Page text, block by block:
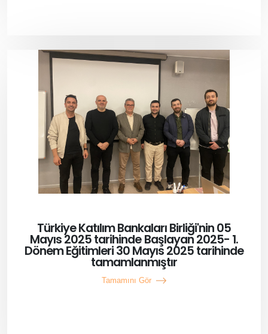
Türkiye Katılım Bankaları Birliği'nin 05
Mayıs 2025 tarihinde Başlayan 2025- 1.
Dönem Eğitimleri 30 Mayıs 2025 tarihinde
tamamlanmıştır
Tamamını Gör